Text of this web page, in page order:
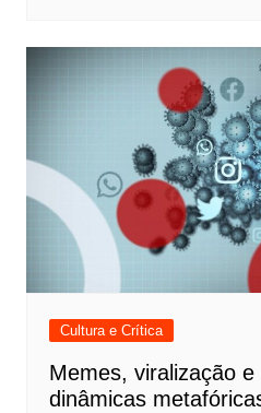
Cultura e Crítica
Memes, viralização e
dinâmicas